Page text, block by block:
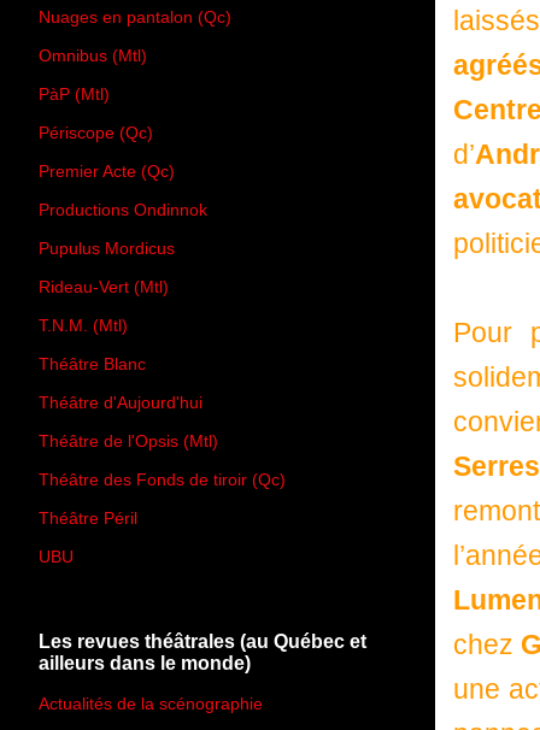
d’
Pour
chez
une
Nuages en pantalon (Qc)
Omnibus (Mtl)
PàP (Mtl)
Périscope (Qc)
Premier Acte (Qc)
Productions Ondinnok
Pupulus Mordicus
Rideau-Vert (Mtl)
T.N.M. (Mtl)
Théâtre Blanc
Théâtre d'Aujourd'hui
Théâtre de l'Opsis (Mtl)
Théâtre des Fonds de tiroir (Qc)
Théâtre Péril
UBU
Les revues théâtrales (au Québec et
ailleurs dans le monde)
Actualités de la scénographie